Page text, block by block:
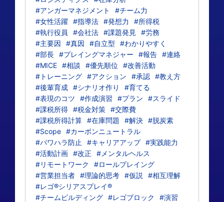
#アンガーマネジメント
#チーム力
#女性活躍 #指導法 #発想力
#所得税
#執行役員
#会社法 #課題発見
#労務
#主要因
#真因 #自立型
#わかりやすく
#部長 #プレイングマネジャー #報告 #連絡
#MICE #相談 #優先順位
#改善活動
#トレーニング #アクション #承認 #教え方
#後輩育成 #シナリオ作り
#育てる
#表現のコツ
#作成演習 #プラン
#スライド
#課税所得 #税金対策 #交際費
#課税所得計算 #在庫問題 #解決 #脱炭素
#Scope #カーボンニュートラル
#パワハラ防止
#キャリアアップ #実践能力
#活動計画 #改正
#メンタルヘルス
#リモートワーク
#ロールプレイング
#営業担当者 #理論的思考 #仮説
#相互理解
#レゴ®シリアスプレイ®
#チームビルディング #レゴブロック
#演習